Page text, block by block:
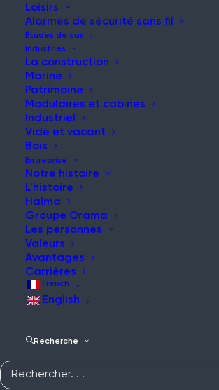
Loisirs
Alarmes de sécurité sans fil
Études de cas
Industries
La construction
Marine
Patrimoine
Modulaires et cabines
Industriel
Vide et vacant
Bois
Entreprise
Notre histoire
L'histoire
Halma
Groupe Orama
Les personnes
Valeurs
Avantages
Carrières
French
English
Recherche
NOUVELLES ET MISES À JOUR
Restez informé de nos
dernières nouvelles et
réflexions
L'écart des déficiences du système : Le
que la souscription ne peut toujours
Article
Lire la suite
rénovation de magasins de détail
Article
Lire la suite